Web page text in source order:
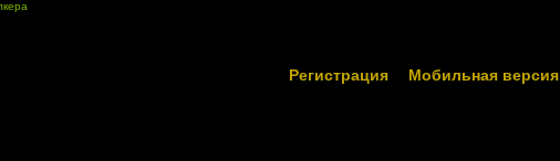
Регистрация Мобильная версия